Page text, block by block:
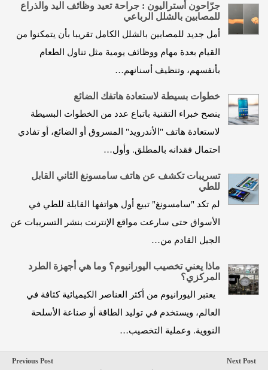
جرّاحون أستراليون : جراحة تعيد وظائف اليد والذراع
للمصابين بالشلل الرباعي
أمل جديد للمصابين بالشلل الكامل تقريبا بأن يتمكنوا من
القيام بعدة مهام ووظائف يومية مثل تناول الطعام
بأنفسهم، وتنظيف أسنانهم…
خطوات بسيطة لاستعادة هاتفك الضائع
ينصح خبراء التقنية باتباع عدد من الخطوات البسيطة
لاستعادة هاتف "الأندرويد" المسروق أو الضائع، أو تفادي
احتمال فقدانه بالمطلق. وأول…
تسريبات تكشف عن هاتف سامسونغ الثاني القابل
للطي
لم تكد "سامسونغ" تبيع أول هواتفها القابلة للطي في
الأسواق حتى سارعت مواقع الإنترنت بنشر التسريبات عن
الجيل القادم من…
ماذا يعني تخصيب اليورانيوم؟ وما هي أجهزة الطرد
المركزي؟
يعتبر اليورانيوم من أكثر العناصر الكيميائية كثافة في
العالم، ويستخدم في توليد الطاقة أو صناعة الأسلحة
النووية. وعملية التخصيب…
Previous Post
Next Post